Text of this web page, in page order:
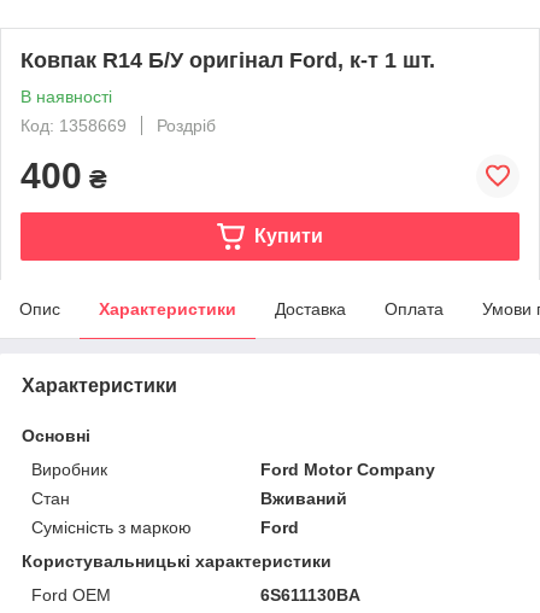
Ковпак R14 Б/У оригінал Ford, к-т 1 шт.
В наявності
Код: 1358669
Роздріб
400 ₴
Купити
Опис Характеристики Доставка Оплата Умови
Характеристики
Основні
Виробник
Ford Motor Company
Стан
Вживаний
Сумісність з маркою
Ford
Користувальницькі характеристики
Ford OEM
6S611130BA